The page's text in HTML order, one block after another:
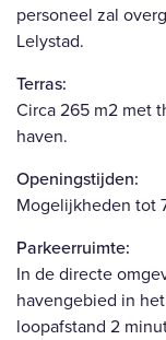
personeel zal
Lelystad.
Terras:
Circa 265 m2 met
haven.
Openingstijden:
Mogelijkheden tot
Parkeerruimte:
In de directe
havengebied in
loopafstand 2